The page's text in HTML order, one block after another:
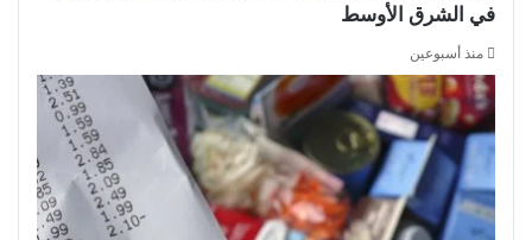
في الشرق الأوسط
منذ أسبوعين